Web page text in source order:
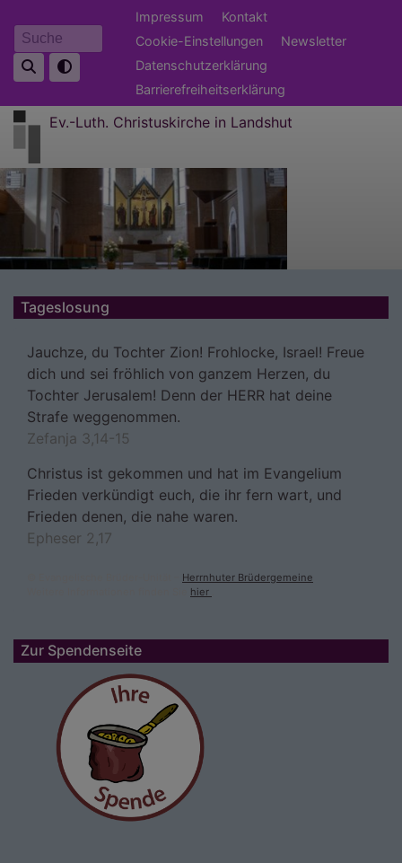
zum
Inhalt
Suche
Fußbereichsmenü
Impressum
Kontakt
Cookie-Einstellungen
Newsletter
Datenschutzerklärung
Barrierefreiheitserklärung
Ev.-Luth. Christuskirche in Landshut
Tageslosung
Jauchze, du Tochter Zion! Frohlocke, Israel! Freue
dich und sei fröhlich von ganzem Herzen, du
Tochter Jerusalem! Denn der HERR hat deine
Strafe weggenommen.
Zefanja 3,14-15
Christus ist gekommen und hat im Evangelium
Frieden verkündigt euch, die ihr fern wart, und
Frieden denen, die nahe waren.
Epheser 2,17
Herrnhuter Brüdergemeine
hier
Zur Spendenseite